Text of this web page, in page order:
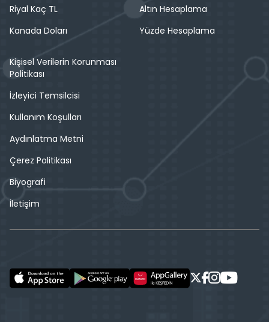
Riyal Kaç TL
Kanada Doları
Altın Hesaplama
Yüzde Hesaplama
Kişisel Verilerin Korunması
Politikası
İzleyici Temsilcisi
Kullanım Koşulları
Aydınlatma Metni
Çerez Politikası
Biyografi
İletişim